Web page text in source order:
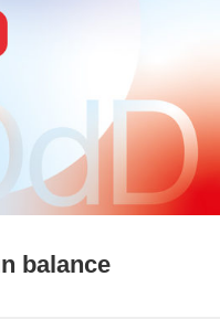
balance